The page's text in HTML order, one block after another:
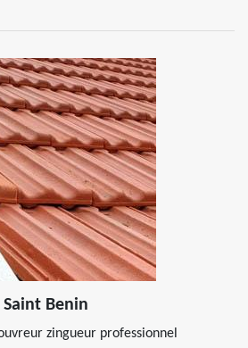
Benin
zingueur professionnel